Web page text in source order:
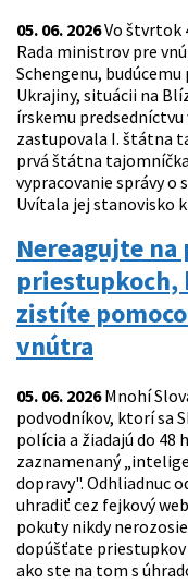
05. 06. 2026Vo štvrtok
Rada ministrov pre
Schengenu,
Ukrajiny, situácii na
írskemu predsedníctvu
zastupovala I. štátna
prvá štátna
vypracovanie správy o
Uvítala jej stanovisko
Nereagujte
priestupkoch,
zistíte
vnútra
05. 06. 2026Mnohí
podvodníkov, ktorí sa
polícia a žiadajú do
zaznamenaný
dopravy". Odhliadnuc
uhradiť cez fejkový
pokuty nikdy
dopúšťate
ako ste na tom s